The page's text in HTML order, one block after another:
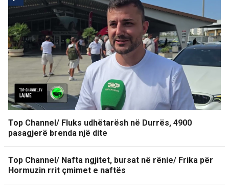
Top Channel/ Fluks udhëtarësh në Durrës, 4900
pasagjerë brenda një dite
Top Channel/ Nafta ngjitet, bursat në rënie/ Frika për
Hormuzin rrit çmimet e naftës